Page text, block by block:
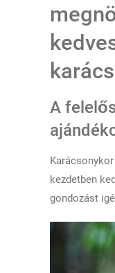
A
kezdetben
gondozást